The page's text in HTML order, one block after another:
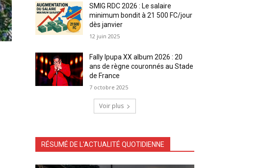
SMIG RDC 2026 : Le salaire
minimum bondit à 21 500 FC/jour
dès janvier
12 juin 2025
Fally Ipupa XX album 2026 : 20
ans de règne couronnés au Stade
de France
7 octobre 2025
Voir plus
RÉSUMÉ DE L'ACTUALITÉ QUOTIDIENNE